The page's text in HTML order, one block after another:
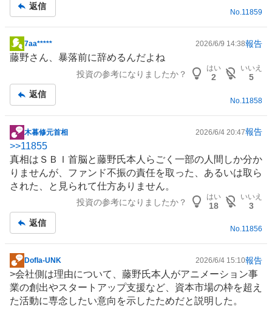
事
返信
No.11859
掲
示
事
7aa***** 2026/6/9 14:38報告
藤野さん、暴落前に辞めるんだよね
投資の参考になりましたか？
はい
2
いいえ
5
返信
No. 11858
掲
示
板
記
事
木暮修元首相 2026/6/4 20:47報告
>>11855
真相はＳＢＩ首脳と藤野氏本人らごく一部の人間しか分か
りませんが、 ファンド不振の責任を取った、あるいは取ら
された、と見られて仕方ありません。
投資の参考になりましたか？
はい
18
いいえ
3
返信
No.11856
掲
示
板
記
Dofla-UNK 2026/6/4 15:10報告
>会社側は理由について、藤野氏本人がアニメーション事
業の創出やスタートアップ支援など、資本市場の枠を超え
た活動に専念したい意向を示したためだと説明した。